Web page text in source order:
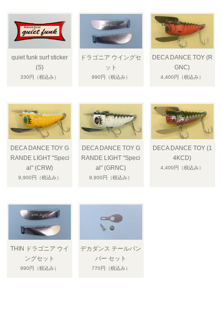
quiet funk surf sticker
(S)
330円 （税込み）
ドラゴニア ウイングセ
ット
990円 （税込み）
DECA DANCE TOY (R
GNC)
4,400円 （税込み）
DECA DANCE TOY G
RANDE LIGHT "Speci
al" (CRW)
9,900円 （税込み）
DECA DANCE TOY G
RANDE LIGHT "Speci
al" (GRNC)
9,900円 （税込み）
DECA DANCE TOY (1
4KCD)
4,400円 （税込み）
THIN ドラゴニア ウイ
ングセット
990円 （税込み）
デカダンス テールバン
パー セット
770円 （税込み）